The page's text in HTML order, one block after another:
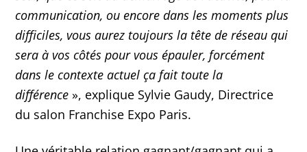
communication, ou encore dans les moments plus
difficiles, vous aurez toujours la tête de réseau qui
sera à vos côtés pour vous épauler, forcément
dans le contexte actuel ça fait toute la
différence », explique Sylvie Gaudy, Directrice
du salon Franchise Expo Paris.